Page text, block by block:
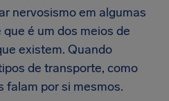
nervosismo em algumas
é um dos meios de
existem. Quando
de transporte, como
falam por si mesmos.